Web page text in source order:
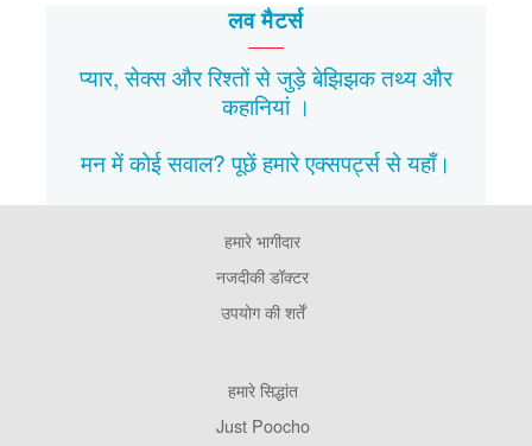
लव मैटर्स
प्यार, सेक्स और रिश्तों से जुड़े बेझिझकतथ्यऔर
कहानियां।
मन में कोई सवाल? पूछें हमारे एक्सपर्ट्स सेयहाँ।
हमारे भागीदार
नजदीकी डॉक्टर
उपयोग की शर्तें
हमारे सिद्धांत
Just Poocho